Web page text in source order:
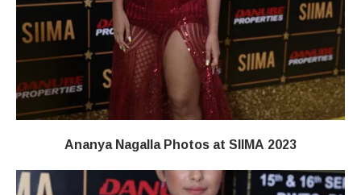
Ananya Nagalla Photos at SIIMA 2023